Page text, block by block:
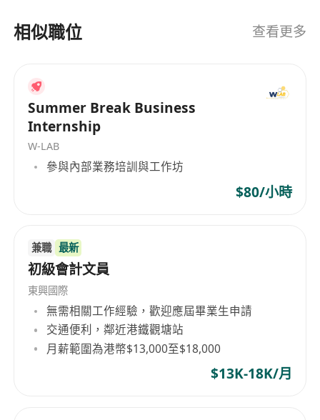
closing independently.
相似職位 查看更多
Summer Break Business
Internship
W-LAB
參與內部業務培訓與工作坊
$80/小時
兼職 最新
初級會計文員
東興國際
無需相關工作經驗，歡迎應屆畢業生申請
交通便利，鄰近港鐵觀塘站
月薪範圍為港幣$13,000至$18,000
$13K-18K/月